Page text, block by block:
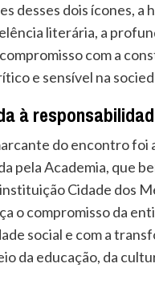
desses dois ícones, a
literária, a
com a
e sensível na
à
do encontro foi
pela Academia, que
Cidade dos
o compromisso da
social e com a
da educação, da